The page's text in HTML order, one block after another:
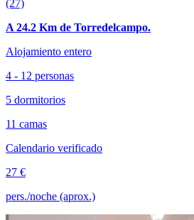
(27)
A 24.2 Km de Torredelcampo.
Alojamiento entero
4 - 12 personas
5 dormitorios
11 camas
Calendario verificado
27 €
pers./noche (aprox.)